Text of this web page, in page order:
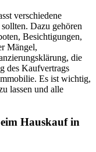
verschiedene
Dazu gehören
Besichtigungen,
Mängel,
die
des Kaufvertrags
Es ist wichtig,
lassen und alle
Hauskauf in